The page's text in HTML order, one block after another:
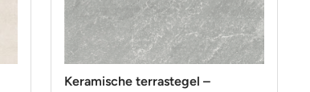
Keramische terrastegel –